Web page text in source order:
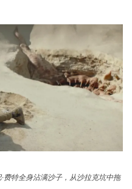
费特全身沾满沙子，从沙拉克坑中拖